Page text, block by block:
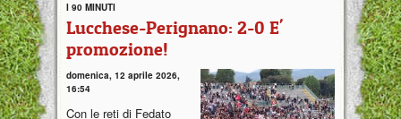
I 90 MINUTI
Lucchese-Perignano: 2-0 E'
promozione!
domenica, 12 aprile 2026,
16:54
Con le reti di Fedato